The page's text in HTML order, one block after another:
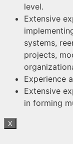
level.
Extensive
systems,
projects,
Experience
Extensive
in forming
X